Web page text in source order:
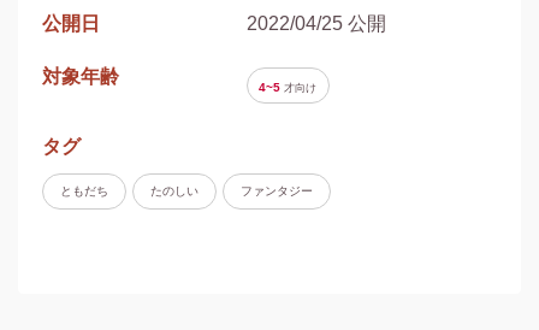
公開日 2022/04/25 公開
対象年齢
4~5 才向け
タグ
ともだち たのしい ファンタジー